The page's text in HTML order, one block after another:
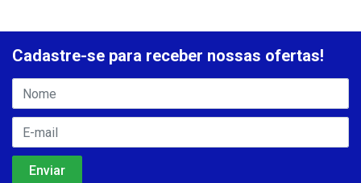
Cadastre-se para receber nossas ofertas!